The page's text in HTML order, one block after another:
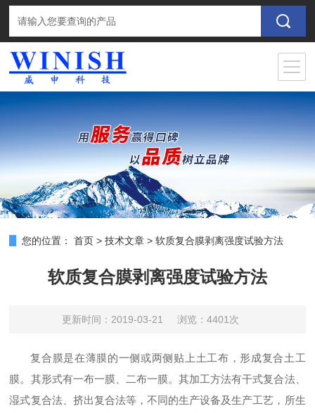
您的位置： 首页 >技术文章 >软质复合膜剥离强度试验方法
软质复合膜剥离强度试验方法
更新时间：2019-03-21 浏览：4401次
复合膜是在薄膜的一侧或两侧贴上土工布，形成复合土工
膜。其形式有一布一膜、二布一膜。其加工方法有干式复合法、
湿式复合法、挤出复合法等，不同的生产设备及生产工艺，所生